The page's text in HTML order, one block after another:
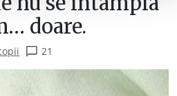
doare.
21